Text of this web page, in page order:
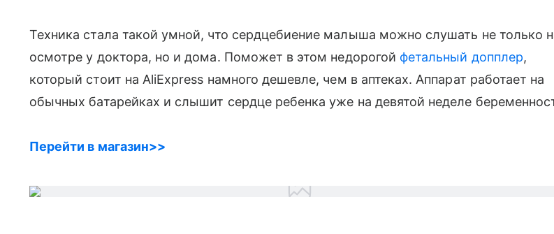
Техника стала такой умной, что сердцебиение малыша можно слушать не только
осмотре у доктора, но и дома. Поможет в этом недорогой фетальный допплер,
который стоит на AliExpress намного дешевле, чем в аптеках. Аппарат работает на
обычных батарейках и слышит сердце ребенка уже на девятой неделе
Перейти в магазин>>